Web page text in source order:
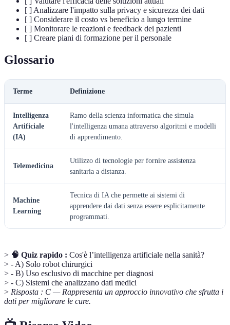
[ ] Analizzare l'impatto sulla privacy e sicurezza dei dati
[ ] Considerare il costo vs beneficio a lungo termine
[ ] Monitorare le reazioni e feedback dei pazienti
[ ] Creare piani di formazione per il personale
Glossario
Terme Definizione
Intelligenza
Artificiale
(IA)
Ramo della scienza informatica che simula
l'intelligenza umana attraverso algoritmi e modelli
di apprendimento.
Telemedicina
Utilizzo di tecnologie per fornire assistenza
sanitaria a distanza.
Machine
Learning
Tecnica di IA che permette ai sistemi di
apprendere dai dati senza essere esplicitamente
programmati.
> 🧠 Quiz rapido : Cos'è l’intelligenza artificiale nella sanità?
> - A) Solo robot chirurgici
> - B) Uso esclusivo di macchine per diagnosi
> - C) Sistemi che analizzano dati medici
> Risposta : C — Rappresenta un approccio innovativo che sfrutta i
dati per migliorare le cure.